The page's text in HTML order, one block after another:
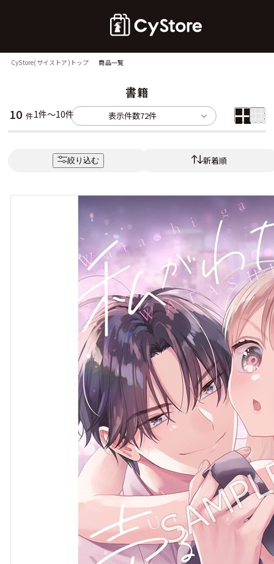
CyStore(サイストア)トップ 商品一覧
書籍
10 件1件～10件 表示件数72件
絞り込む 新着順